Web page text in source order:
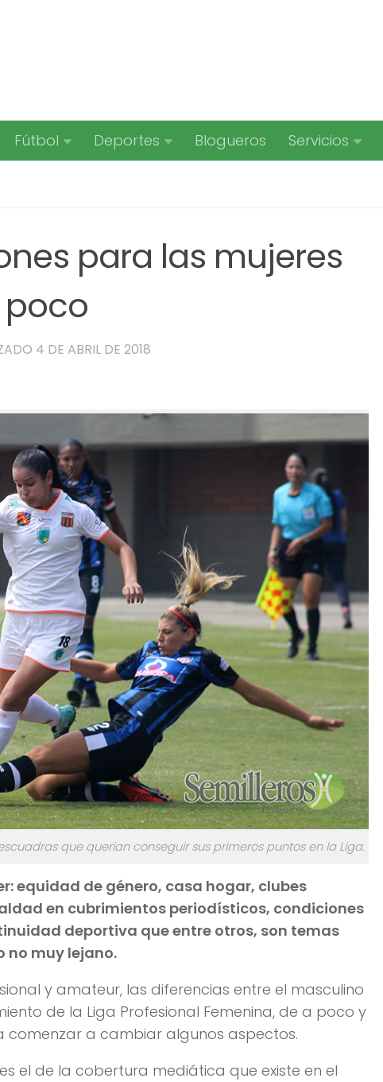
Fútbol Deportes Blogueros Servicios
para las mujeres
4 DE ABRIL DE 2018
que querían conseguir sus primeros puntos en la Liga.
equidad de género, casa hogar, clubes
en cubrimientos periodísticos, condiciones
deportiva que entre otros, son temas
no muy lejano.
y amateur, las diferencias entre el masculino
de la Liga Profesional Femenina, de a poco y
a cambiar algunos aspectos.
el de la cobertura mediática que existe en el